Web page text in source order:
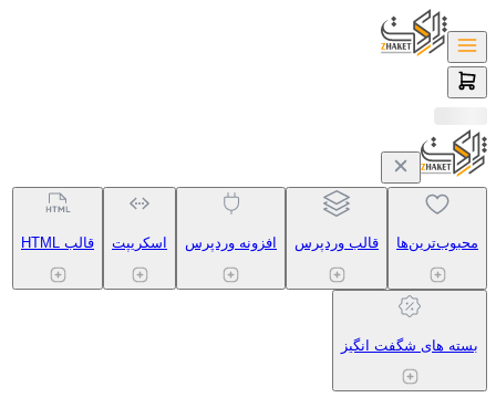
محبوب‌ترین‌ها قالب وردپرس افزونه وردپرس اسکریپت قالب HTML
بسته های شگفت انگیز